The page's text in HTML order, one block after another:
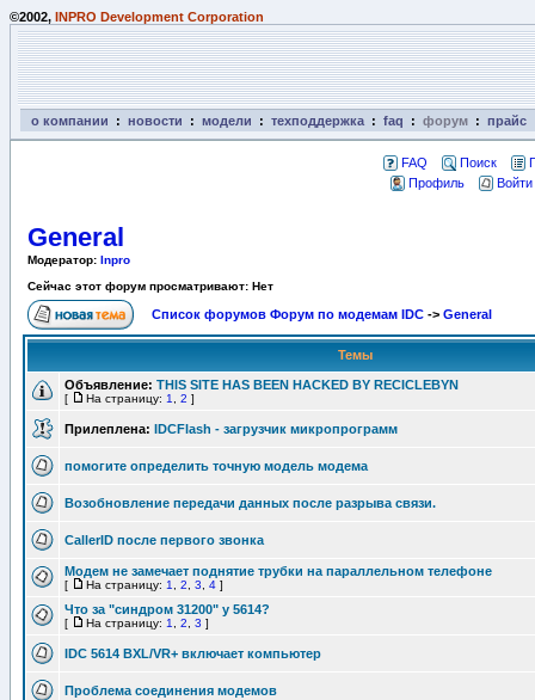
©2002, INPRO Development Corporation
о компании : новости : модели : техподдержка : faq : форум : прайс
FAQ Поиск
Профиль
General
Модератор: Inpro
Сейчас этот форум просматривают: Нет
Список форумов Форум по модемам IDC -> General
Темы
Объявление: THIS SITE HAS BEEN HACKED BY RECICLEBYN
[ На страницу: 1 2 ]
Прилеплена: IDCFlash - загрузчик микропрограмм
помогите определить точную модель модема
Возобновление передачи данных после разрыва связи.
CallerID после первого звонка
Модем не замечает поднятие трубки на параллельном телефоне
[ На страницу: 1 2 3 4 ]
Что за "синдром 31200" у 5614?
[ На страницу: 1 2 3 ]
IDC 5614 BXL/VR+ включает компьютер
Проблема соединения модемов